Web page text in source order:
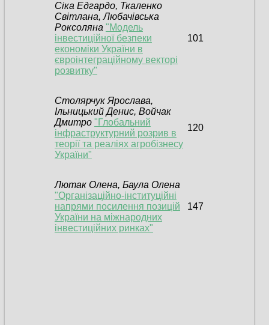
Сіка Едгардо, Ткаленко
Світлана, Любачівська
Роксоляна "Модель
інвестиційної безпеки
економіки України в
євроінтеграційному векторі
розвитку"
101
Столярчук Ярослава,
Ільницький Денис, Войчак
Дмитро "Глобальний
інфраструктурний розрив в
теорії та реаліях агробізнесу
України"
120
Лютак Олена, Баула Олена
"Організаційно-інституційні
напрями посилення позицій
України на міжнародних
інвестиційних ринках"
147